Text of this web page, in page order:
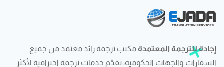
إجادة للترجمة المعتمدة مكتب ترجمة رائد معتمد من جميع
السفارات والجهات الحكومية، نقدّم خدمات ترجمة احترافية لأكثر